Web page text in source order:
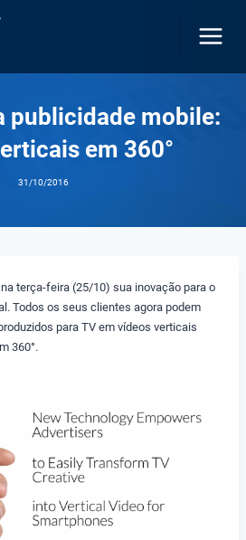
publicidade mobile:
em 360°
31/10/2016
terça-feira (25/10) sua inovação para o
Todos os seus clientes agora podem
para TV em vídeos verticais
360°.